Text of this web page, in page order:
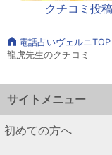
クチコミ投
電話占いヴェルニTOP
龍虎先生のクチコミ
サイトメニュー
初めての方へ